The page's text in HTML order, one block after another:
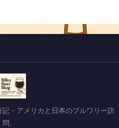
- アメリカと日本のブルワリー訪
問.